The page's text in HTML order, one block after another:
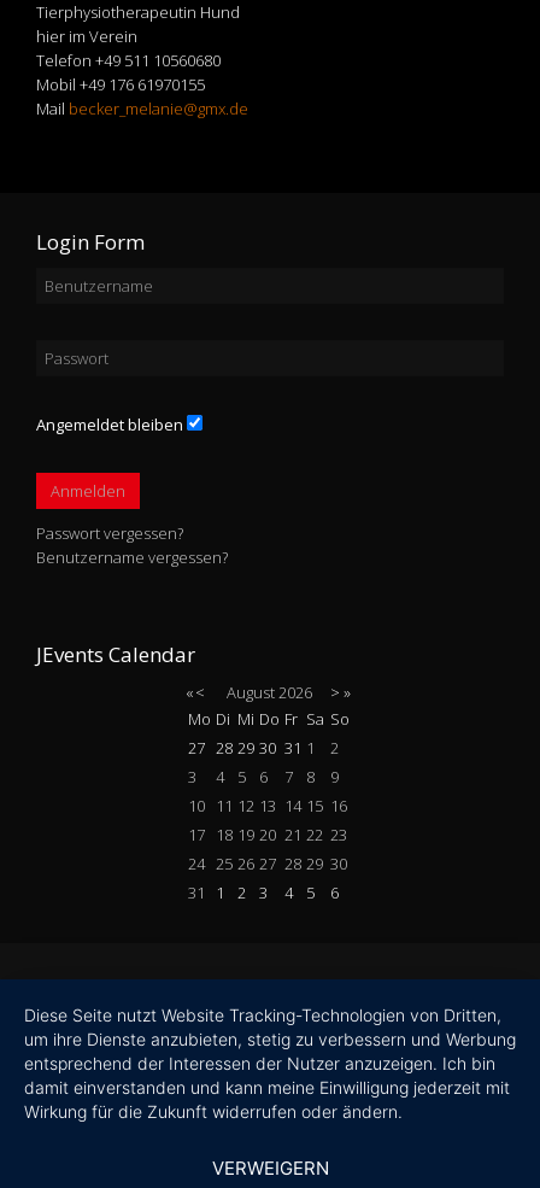
Tierphysiotherapeutin Hund
hier im Verein
Telefon +49 511 10560680
Mobil +49 176 61970155
Mail becker_melanie@gmx.de
Login Form
Angemeldet bleiben
Anmelden
Passwort vergessen?
Benutzername vergessen?
JEvents Calendar
«< August2026 > »
Mo Di Mi Do Fr Sa So
27 28 29 30 31 1
2
3
4 5 6 7 8
9
10
11 12 13 14 15 16
17
18 19 20 21 22 23
24 25 26 27 28 29 30
31
1 2 3 4 5 6
Diese Seite nutzt Website Tracking-Technologien von Dritten,
um ihre Dienste anzubieten, stetig zu verbessern und Werbung
entsprechend der Interessen der Nutzer anzuzeigen. Ich bin
damit einverstanden und kann meine Einwilligung jederzeit mit
Wirkung für die Zukunft widerrufen oder ändern.
VERWEIGERN